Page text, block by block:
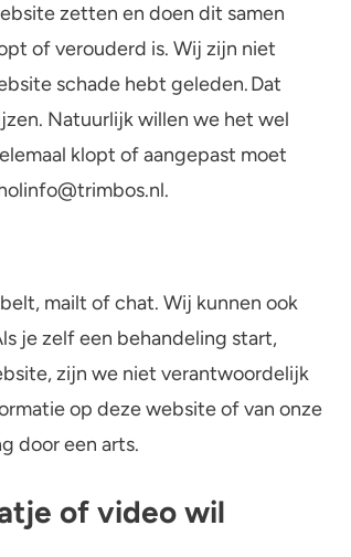
en medicijnen
zetten en doen dit samen
of verouderd is. Wij zijn niet
schade hebt geleden. Dat
Natuurlijk willen we het wel
klopt of aangepast moet
mailt of chat. Wij kunnen ook
je zelf een behandeling start,
zijn we niet verantwoordelijk
op deze website of van onze
door een arts.
of video wil